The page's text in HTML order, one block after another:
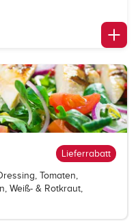
Lieferrabatt
Tomaten,
Weiß- & Rotkraut,